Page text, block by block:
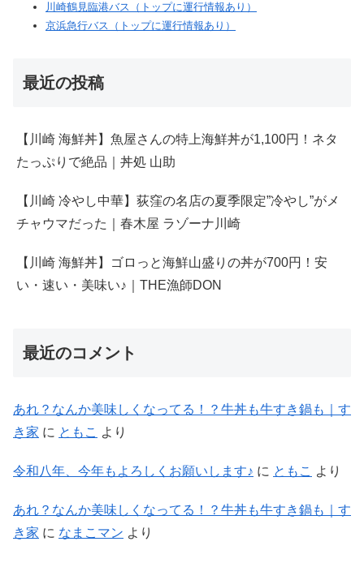
川崎鶴見臨港バス（トップに運行情報あり）
京浜急行バス（トップに運行情報あり）
最近の投稿
【川崎 海鮮丼】魚屋さんの特上海鮮丼が1,100円！ネタ
たっぷりで絶品｜丼処 山助
【川崎 冷やし中華】荻窪の名店の夏季限定”冷やし”がメ
チャウマだった｜春木屋 ラゾーナ川崎
【川崎 海鮮丼】ゴロっと海鮮山盛りの丼が700円！安
い・速い・美味い♪｜THE漁師DON
最近のコメント
あれ？なんか美味しくなってる！？牛丼も牛すき鍋も｜す
き家 に ともこ より
令和八年、今年もよろしくお願いします♪ に ともこ より
あれ？なんか美味しくなってる！？牛丼も牛すき鍋も｜す
き家 に なまこマン より